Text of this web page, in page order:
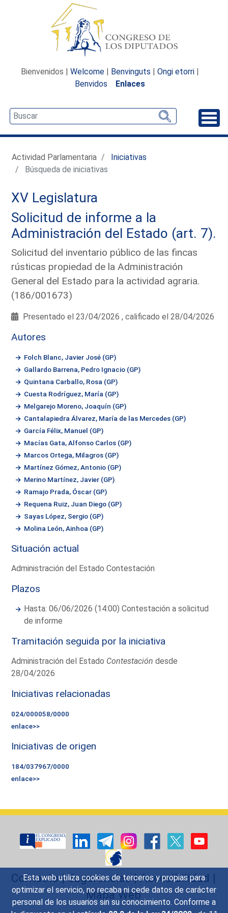
Esta web utiliza cookies de terceros y propias para
optimizar el servicio, no recaba ni cede datos de carácter
personal de los usuarios sin su conocimiento. Conforme a
Bienvenidos | Welcome | Benvinguts | Ongi etorri |
Benvidos
Enlaces
Actividad Parlamentaria
Iniciativas
Búsqueda de iniciativas
XV Legislatura
Solicitud de informe a la
Administración del Estado (art. 7).
Solicitud del inventario público de las fincas
rústicas propiedad de la Administración
General del Estado para la actividad agraria.
(186/001673)
Presentado el 23/04/2026 , calificado el 28/04/2026
Autores
Folch Blanc, Javier José (GP)
Gallardo Barrena, Pedro Ignacio (GP)
Quintana Carballo, Rosa (GP)
Cuesta Rodríguez, María (GP)
Melgarejo Moreno, Joaquín (GP)
Cantalapiedra Álvarez, María de las Mercedes (GP)
García Félix, Manuel (GP)
Macías Gata, Alfonso Carlos (GP)
Marcos Ortega, Milagros (GP)
Martínez Gómez, Antonio (GP)
Merino Martínez, Javier (GP)
Ramajo Prada, Óscar (GP)
Requena Ruiz, Juan Diego (GP)
Sayas López, Sergio (GP)
Molina León, Ainhoa (GP)
Situación actual
Administración del Estado Contestación
Plazos
Hasta: 06/06/2026 (14:00) Contestación a solicitud
de informe
Tramitación seguida por la iniciativa
Administración del Estado Contestación desde
28/04/2026
Iniciativas relacionadas
024/000058/0000
enlace>>
Iniciativas de origen
184/037967/0000
enlace>>
Contacto|Sugerencias|Accesibilidad |
Mapa Web